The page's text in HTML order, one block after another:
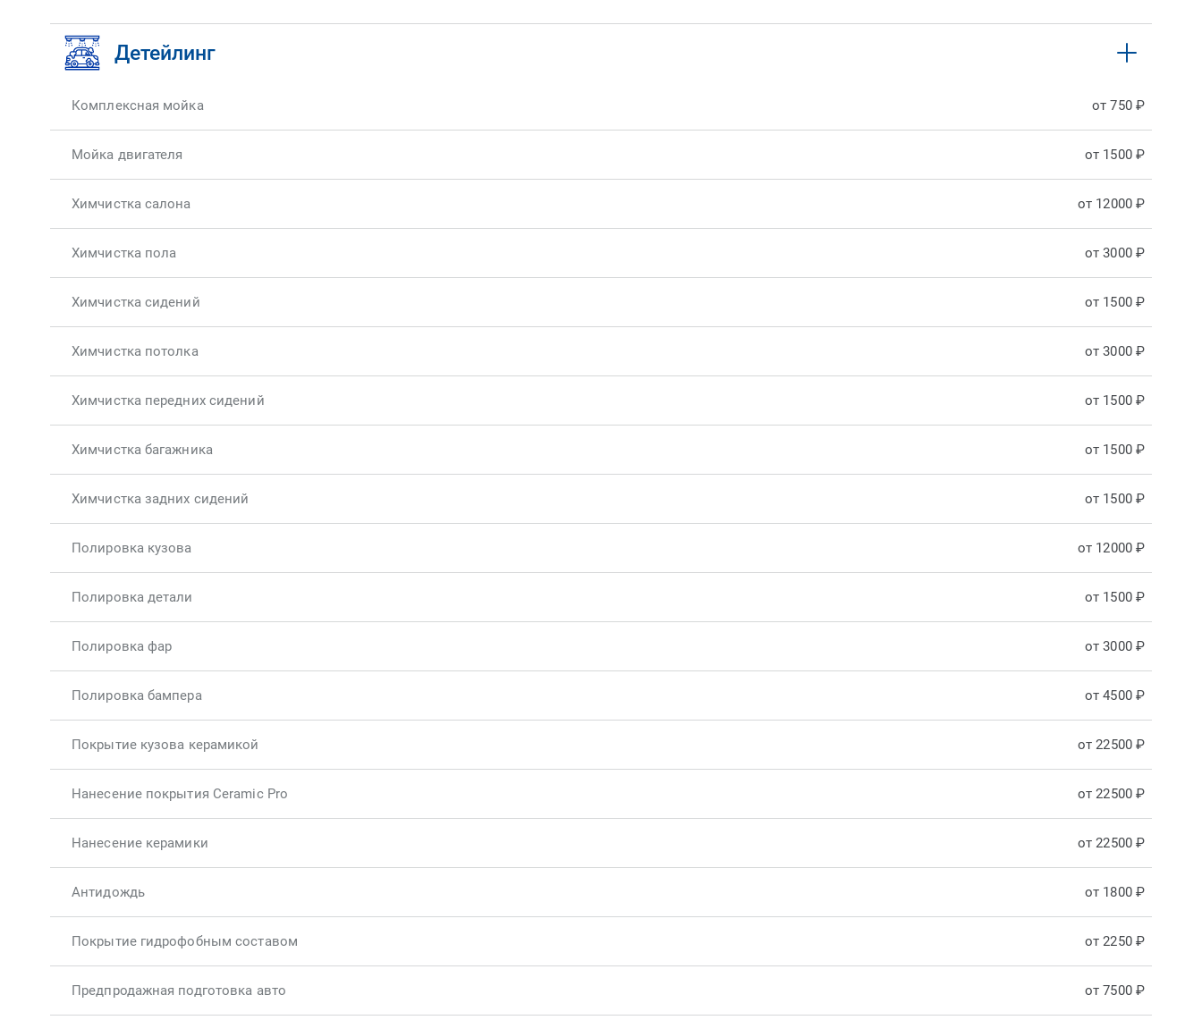
Детейлинг
Комплексная мойка от 750 ₽
Мойка двигателя от 1500 ₽
Химчистка салона от 12000 ₽
Химчистка пола от 3000 ₽
Химчистка сидений от 1500 ₽
Химчистка потолка от 3000 ₽
Химчистка передних сидений от 1500 ₽
Химчистка багажника от 1500 ₽
Химчистка задних сидений от 1500 ₽
Полировка кузова от 12000 ₽
Полировка детали от 1500 ₽
Полировка фар от 3000 ₽
Полировка бампера от 4500 ₽
Покрытие кузова керамикой от 22500 ₽
Нанесение покрытия Ceramic Pro от 22500 ₽
Нанесение керамики от 22500 ₽
Антидождь от 1800 ₽
Покрытие гидрофобным составом от 2250 ₽
Предпродажная подготовка авто от 7500 ₽